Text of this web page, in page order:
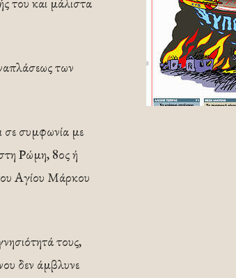
των
σε συμφωνία με
Ρώμη, 8ος ή
Αγίου Μάρκου
τους,
δεν άμβλυνε